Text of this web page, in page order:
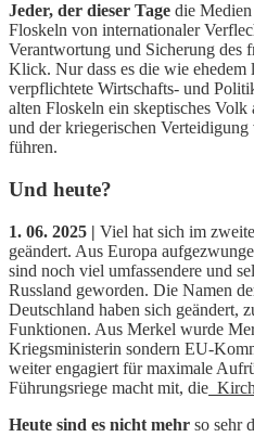
Jeder, der dieser Tage die
Floskeln von internationaler
Verantwortung und Sicherung des
Klick. Nur dass es die wie ehedem
verpflichtete Wirtschafts- und
alten Floskeln ein skeptisches
und der kriegerischen Verteidigung
führen.
Und heute?
1. 06. 2025 | Viel hat sich im
geändert. Aus Europa
sind noch viel umfassendere und
Russland geworden. Die Namen
Deutschland haben sich geändert,
Funktionen. Aus Merkel wurde
Kriegsministerin sondern EU-
weiter engagiert für maximale
Führungsriege macht mit, die
Heute sind es nicht mehr so sehr